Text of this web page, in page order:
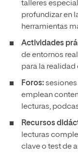
talleres
profundizar en
herramientas
Actividades
de entornos
para la realidad
Foros: sesiones
emplean
lecturas,
Recursos
lecturas
clave o test de